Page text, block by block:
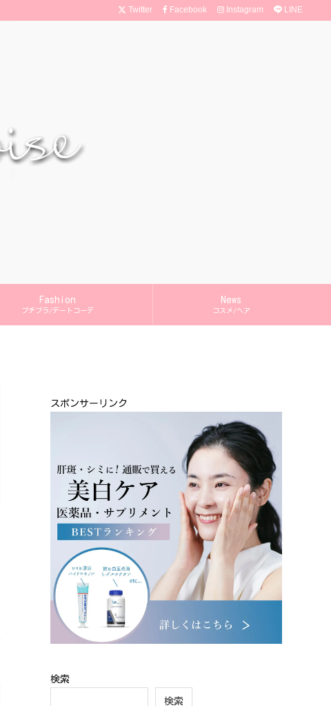
Fashion
プチプラ/デートコーデ
News
コスメ/ヘア
Twitter Facebook Instagram LINE
スポンサーリンク
検索
検索